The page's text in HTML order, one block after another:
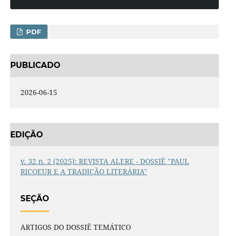
PDF
PUBLICADO
2026-06-15
EDIÇÃO
v. 32 n. 2 (2025): REVISTA ALERE - DOSSIÊ "PAUL
RICOEUR E A TRADIÇÃO LITERÁRIA"
SEÇÃO
ARTIGOS DO DOSSIÊ TEMÁTICO